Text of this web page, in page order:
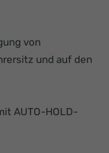
von
und auf den
AUTO-HOLD-